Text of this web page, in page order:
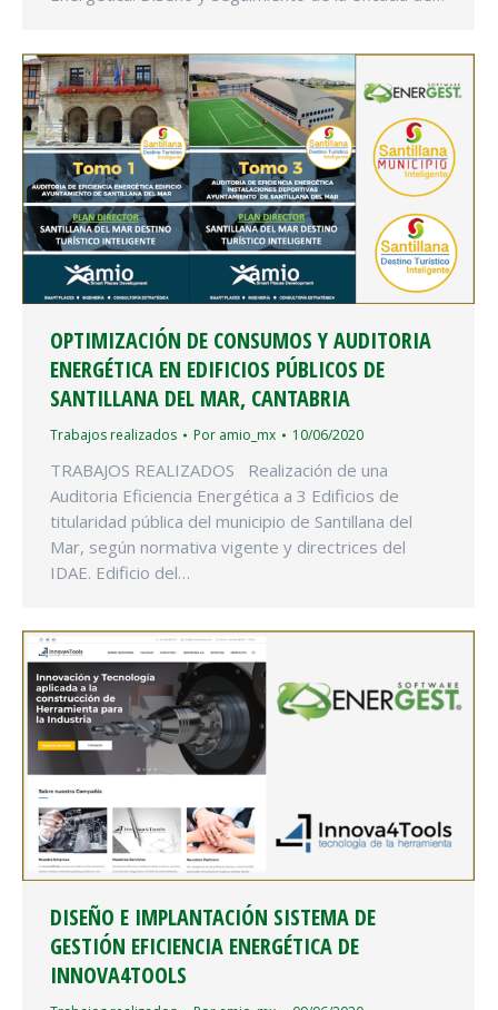
OPTIMIZACIÓN DE CONSUMOS Y AUDITORIA
ENERGÉTICA EN EDIFICIOS PÚBLICOS DE
SANTILLANA DEL MAR, CANTABRIA
Trabajos realizados Por amio_mx 10/06/2020
TRABAJOS REALIZADOS Realización de una
Auditoria Eficiencia Energética a 3 Edificios de
titularidad pública del municipio de Santillana del
Mar, según normativa vigente y directrices del
IDAE. Edificio del…
DISEÑO E IMPLANTACIÓN SISTEMA DE
GESTIÓN EFICIENCIA ENERGÉTICA DE
INNOVA4TOOLS